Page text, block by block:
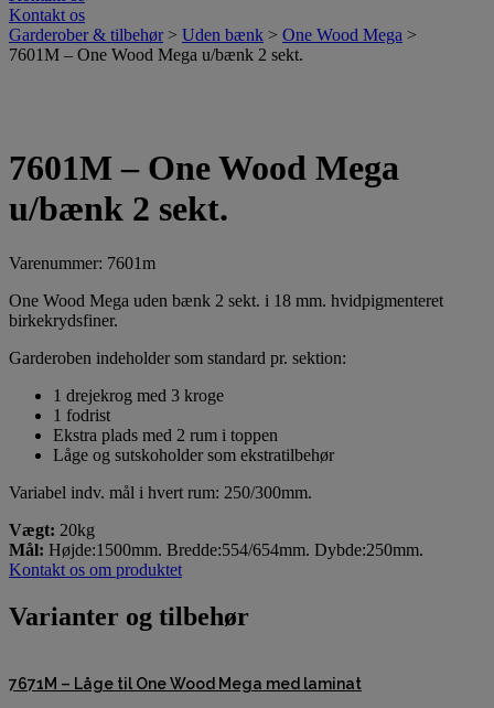
Kontakt os
Garderober & tilbehør > Uden bænk > One Wood Mega >
7601M – One Wood Mega u/bænk 2 sekt.
7601M – One Wood Mega
u/bænk 2 sekt.
Varenummer: 7601m
One Wood Mega uden bænk 2 sekt. i 18 mm. hvidpigmenteret
birkekrydsfiner.
Garderoben indeholder som standard pr. sektion:
1 drejekrog med 3 kroge
1 fodrist
Ekstra plads med 2 rum i toppen
Låge og sutskoholder som ekstratilbehør
Variabel indv. mål i hvert rum: 250/300mm.
Vægt: 20kg
Mål: Højde:1500mm. Bredde:554/654mm. Dybde:250mm.
Kontakt os om produktet
Varianter og tilbehør
7671M – Låge til One Wood Mega med laminat